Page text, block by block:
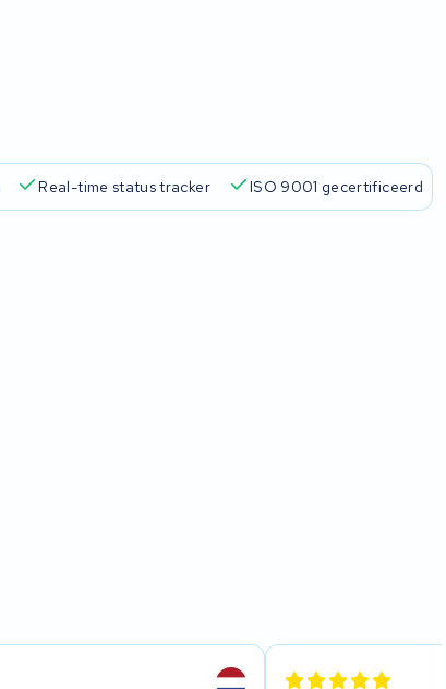
Real-time status tracker ISO 9001 gecertificeerd